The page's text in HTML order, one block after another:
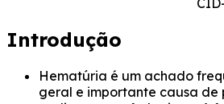
Introdução
Hematúria é um achado
geral e importante causa de